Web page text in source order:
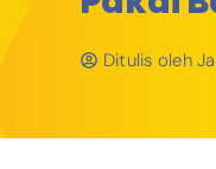
Ditulis oleh